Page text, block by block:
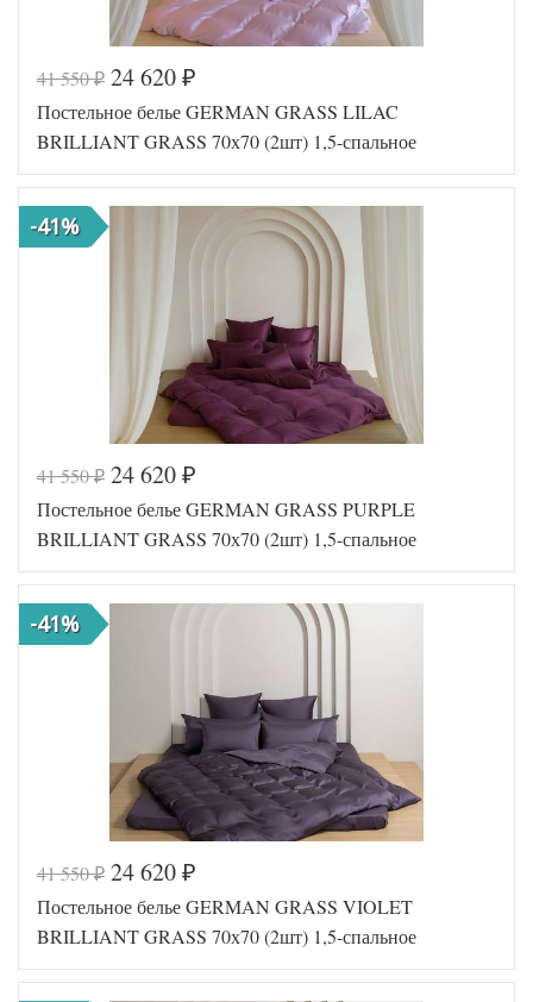
Код товара
562-067
Артикул
GG-24247
0
Ткань
Сатин
Размер
150х200
Размер
простыни
70х70
German
Grass
(Австрия)
Код товара
561-940
Артикул
GG-12247
0
Ткань
Сатин
Размер
150х200
Размер
простыни
German
Grass
(Австрия)
41 550₽ 24 620 ₽
Постельное белье GERMAN GRASS LILAC
BRILLIANT GRASS 70х70 (2шт) 1,5-спальное
-41%
Код товара
561-986
Артикул
GG-13247
0
Ткань
Сатин
Размер
150х200
41 550₽ 24 620 ₽
Постельное белье GERMAN GRASS PURPLE
BRILLIANT GRASS 70х70 (2шт) 1,5-спальное
-41%
41 550₽ 24 620 ₽
Постельное белье GERMAN GRASS VIOLET
BRILLIANT GRASS 70х70 (2шт) 1,5-спальное